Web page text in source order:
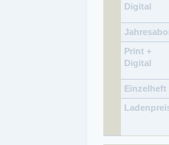
Digital
Print +
Digital
Einzelheft